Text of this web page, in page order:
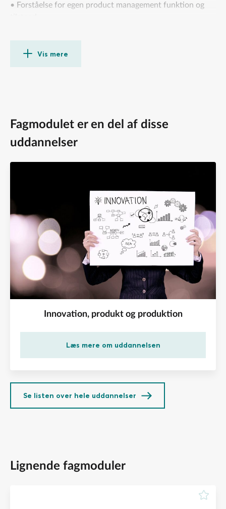
• Forståelse for egen product management funktion og
• Udviklingsbaseret viden om centrale metoder, processer
Vis mere
Fagmodulet er en del af disse
uddannelser
Innovation, produkt og produktion
Læs mere om uddannelsen
Se listen over hele uddannelser
Lignende fagmoduler